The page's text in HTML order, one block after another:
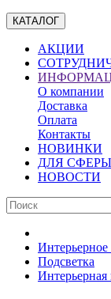
КАТАЛОГ
АКЦИИ
О компании
Доставка
Оплата
Контакты
НОВИНКИ
ДЛЯ
НОВОСТИ
Подсветка
Интерьерная